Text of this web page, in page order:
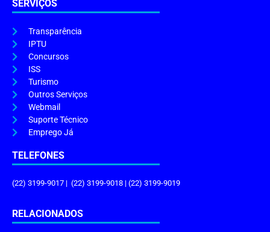
SERVIÇOS
Transparência
IPTU
Concursos
ISS
Turismo
Outros Serviços
Webmail
Suporte Técnico
Emprego Já
TELEFONES
(22) 3199-9017 | (22) 3199-9018 | (22) 3199-9019
RELACIONADOS